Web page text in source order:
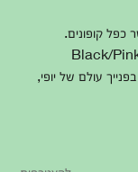
קופונים.
עולם של יופי,